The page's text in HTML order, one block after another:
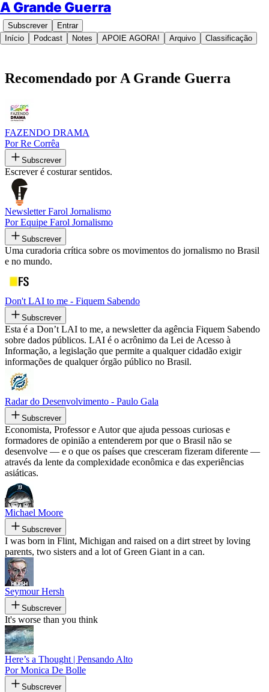
A Grande Guerra
Subscrever
Entrar
Início
Podcast Notes APOIE AGORA! Arquivo Classificação
Recomendado por A Grande Guerra
FAZENDO DRAMA
Por Re Corrêa
Subscrever
Escrever é costurar sentidos.
Newsletter Farol Jornalismo
Por Equipe Farol Jornalismo
Subscrever
Uma curadoria crítica sobre os movimentos do jornalismo no Brasil
e no mundo.
Don't LAI to me - Fiquem Sabendo
Subscrever
Esta é a Don’t LAI to me, a newsletter da agência Fiquem Sabendo
sobre dados públicos. LAI é o acrônimo da Lei de Acesso à
Informação, a legislação que permite a qualquer cidadão exigir
informações de qualquer órgão público no Brasil.
Radar do Desenvolvimento - Paulo Gala
Subscrever
Economista, Professor e Autor que ajuda pessoas curiosas e
formadores de opinião a entenderem por que o Brasil não se
desenvolve — e o que os países que cresceram fizeram diferente —
através da lente da complexidade econômica e das experiências
asiáticas.
Michael Moore
Subscrever
I was born in Flint, Michigan and raised on a dirt street by loving
parents, two sisters and a lot of Green Giant in a can.
Seymour Hersh
Subscrever
It's worse than you think
Here’s a Thought | Pensando Alto
Por Monica De Bolle
Subscrever